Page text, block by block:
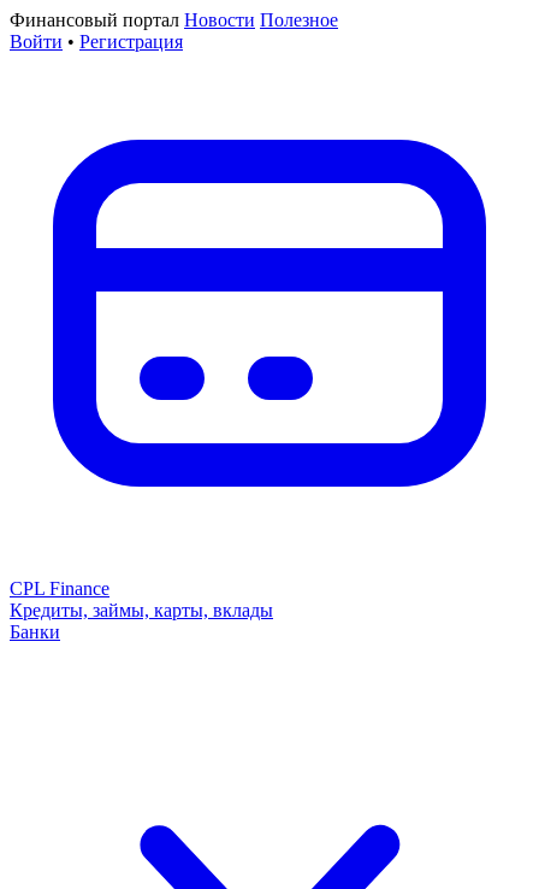
Финансовый портал Новости Полезное
Войти • Регистрация
CPL Finance
Кредиты, займы, карты, вклады
Банки